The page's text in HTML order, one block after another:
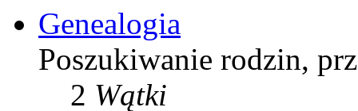
Genealogia
Poszukiwanie rodzin,
2 Wątki